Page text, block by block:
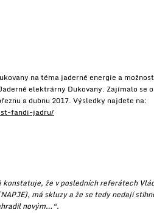
na téma jaderné energie a
elektrárny Dukovany. Zajímalo se
a dubnu 2017. Výsledky najdete na:
fandi-jadru/
konstatuje, že v posledních referátech
má skluzy a že se tedy nedají
novým…“.